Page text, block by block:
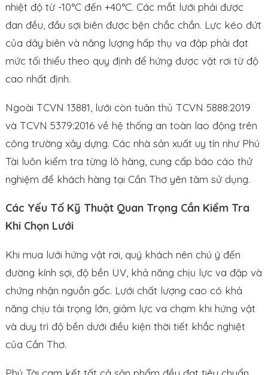
nhiệt độ từ -10°C đến +40°C. Các mắt lưới phải được
đan đều, đầu sợi biên được bện chắc chắn. Lực kéo đứt
của dây biên và năng lượng hấp thụ va đập phải đạt
mức tối thiểu theo quy định để hứng được vật rơi từ độ
cao nhất định.
Ngoài TCVN 13881, lưới còn tuân thủ TCVN 5888:2019
và TCVN 5379:2016 về hệ thống an toàn lao động trên
công trường xây dựng. Các nhà sản xuất uy tín như Phú
Tài luôn kiểm tra từng lô hàng, cung cấp báo cáo thử
nghiệm để khách hàng tại Cần Thơ yên tâm sử dụng.
Các Yếu Tố Kỹ Thuật Quan Trọng Cần Kiểm Tra
Khi Chọn Lưới
Khi mua lưới hứng vật rơi, quý khách nên chú ý đến
đường kính sợi, độ bền UV, khả năng chịu lực va đập và
chứng nhận nguồn gốc. Lưới chất lượng cao có khả
năng chịu tải trọng lớn, giảm lực va chạm khi hứng vật
và duy trì độ bền dưới điều kiện thời tiết khắc nghiệt
của Cần Thơ.